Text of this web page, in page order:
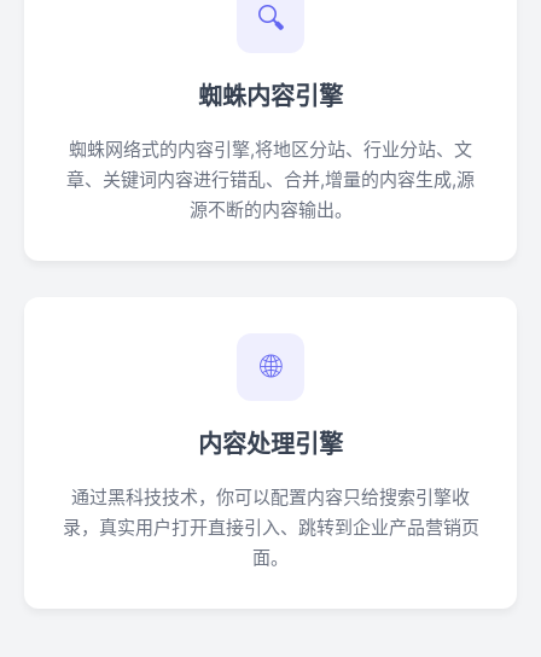
🔍
蜘蛛内容引擎
蜘蛛网络式的内容引擎,将地区分站、行业分站、文
章、关键词内容进行错乱、合并,增量的内容生成,源
源不断的内容输出。
🌐
内容处理引擎
通过黑科技技术，你可以配置内容只给搜索引擎收
录，真实用户打开直接引入、跳转到企业产品营销页
面。